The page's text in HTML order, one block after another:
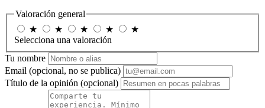
Valoración general
★
★ ★ ★
★
Selecciona una valoración
Tu nombre
Email (opcional, no se publica)
Título de la opinión (opcional)